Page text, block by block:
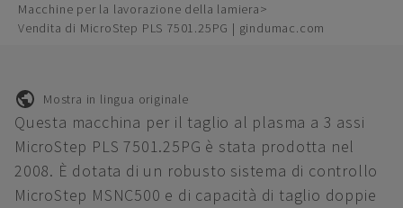
Macchine per la lavorazione della lamiera
Vendita di MicroStep PLS 7501.25PG | gindumac.com
Mostra in lingua originale
Questa macchina per il taglio al plasma a 3 assi
MicroStep PLS 7501.25PG è stata prodotta nel
2008. È dotata di un robusto sistema di controllo
MicroStep MSNC500 e di capacità di taglio doppie